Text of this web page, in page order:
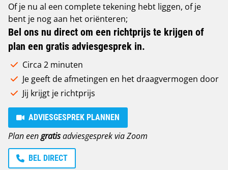
Of je nu al een complete tekening hebt liggen, of je
bent je nog aan het oriënteren;
Bel ons nu direct om een richtprijs te krijgen of
plan een gratis adviesgesprek in.
Circa 2 minuten
Je geeft de afmetingen en het draagvermogen door
Jij krijgt je richtprijs
ADVIESGESPREK PLANNEN
Plan eengratisadviesgesprek via Zoom
BEL DIRECT